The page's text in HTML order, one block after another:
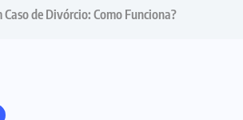
de Divórcio: Como Funciona?